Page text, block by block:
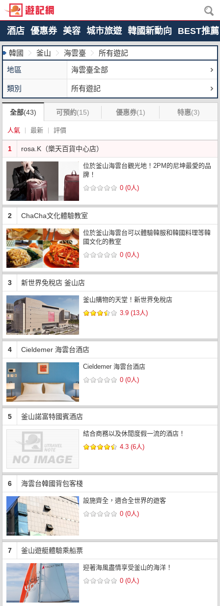
酒店 優惠券 美容 城市旅遊 韓國新動向 BEST推薦
韓國 釜山 海雲臺
所有遊記
地區
海雲臺全部
類別 所有遊記
全部(43) 可預約(15) 優惠券(1) 特惠(3)
人氣 最新 評價
1 rosa.K（樂天百貨中心店）
位於釜山海雲台觀光地！2PM的尼坤最愛的品
牌！
0 (0人)
2 ChaCha文化體驗教室
位於釜山海雲台可以體驗韓服和韓國料理等韓
國文化的教室
0 (0人)
3 新世界免稅店 釜山店
釜山購物的天堂！新世界免稅店
3.9 (13人)
4 Cieldemer 海雲台酒店
Cieldemer 海雲台酒店
0 (0人)
5 釜山諾富特國賓酒店
結合商務以及休閒度假一流的酒店！
4.3 (6人)
6 海雲台韓國背包客棧
設施齊全，適合全世界的遊客
0 (0人)
7 釜山遊艇體驗乘船票
迎著海風盡情享受釜山的海洋！
0 (0人)